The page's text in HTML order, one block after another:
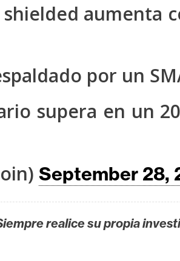
aumenta
por un
supera en un
September 28,
realice su propia